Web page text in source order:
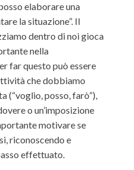
elaborare una
la situazione”. Il
dentro di noi gioca
nella
far questo può essere
che dobbiamo
(“voglio, posso, farò”),
o un’imposizione
motivare se
riconoscendo e
effettuato.